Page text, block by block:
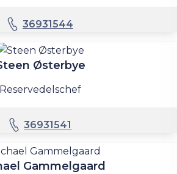
36931544
Østerbye
Reservedelschef
36931541
Gammelgaard